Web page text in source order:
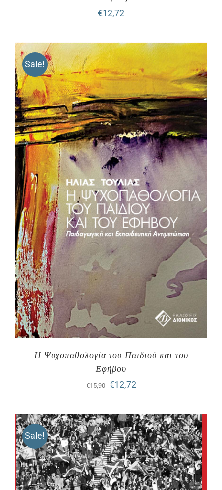
€12,72
Sale!
Η Ψυχοπαθολογία του Παιδιού και του
Εφήβου
€15,90
Original
was:
€15,90.
€12,72Η
τιμή
είναι:
€12,72.
Sale!